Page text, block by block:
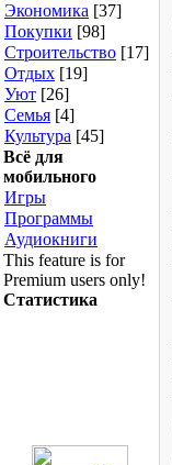
Экономика [37]
Покупки [98]
Строительство [17]
Отдых [19]
Уют [26]
Семья [4]
Культура [45]
Всё для
мобильного
Игры
Программы
Аудиокниги
This feature is for
Premium users only!
Статистика